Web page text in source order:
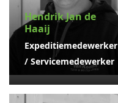
Hendrik Jan de
Haaij
Expeditiemedewerker
/ Servicemedewerker